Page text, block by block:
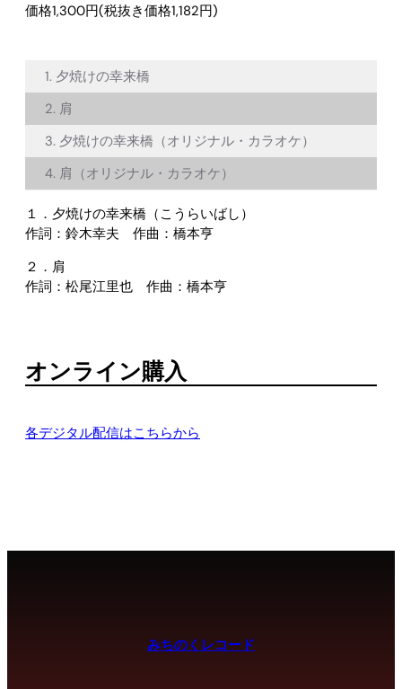
価格1,300円(税抜き価格1,182円)
1. 夕焼けの幸来橋
2. 肩
3. 夕焼けの幸来橋（オリジナル・カラオケ）
4. 肩（オリジナル・カラオケ）
１．夕焼けの幸来橋（こうらいばし）
作詞：鈴木幸夫 作曲：橋本亨
２．肩
作詞：松尾江里也 作曲：橋本亨
オンライン購入
各デジタル配信はこちらから
みちのくレコード